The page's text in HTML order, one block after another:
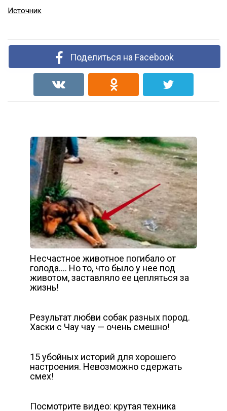
Источник
Поделиться на Facebook
Несчастное животное погибало от
голода…. Но то, что было у нее под
животом, заставляло ее цепляться за
жизнь!
Результат любви собак разных пород.
Хаски с Чау чау — очень смешно!
15 убойных историй для хорошего
настроения. Невозможно сдержать
смех!
Посмотрите видео: крутая техника